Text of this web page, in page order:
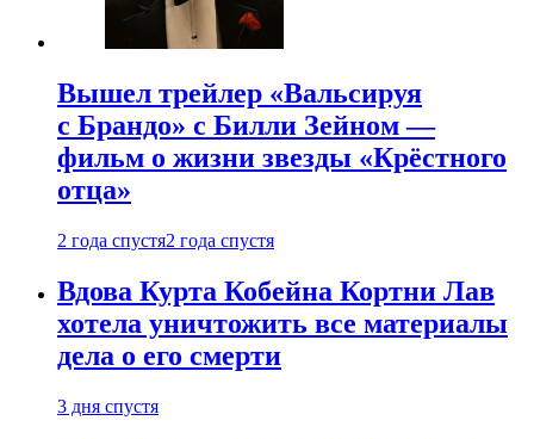
Вышел трейлер «Вальсируя
с Брандо» с Билли Зейном —
фильм о жизни звезды «Крёстного
отца»
2 года спустя2 года спустя
Вдова Курта Кобейна Кортни Лав
хотела уничтожить все материалы
дела о его смерти
3 дня спустя